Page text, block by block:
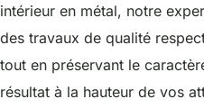
intérieur en métal, notre
des travaux de qualité
tout en préservant le
résultat à la hauteur de vos